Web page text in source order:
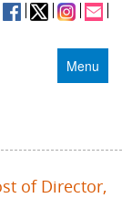
Menu
of Director,